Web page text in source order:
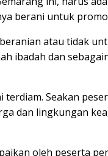
berani untuk
atau tidak
ibadah dan
Seakan
dan lingkungan
oleh peserta